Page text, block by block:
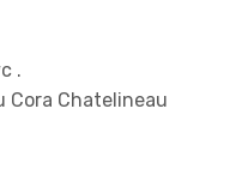
.
Cora Chatelineau